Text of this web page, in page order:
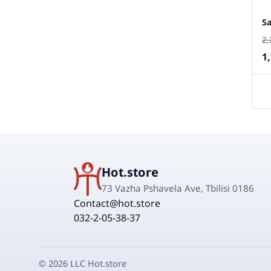
Hot.store
73 Vazha Pshavela Ave, Tbilisi 0186
Contact@hot.store
032-2-05-38-37
© 2026 LLC Hot.store